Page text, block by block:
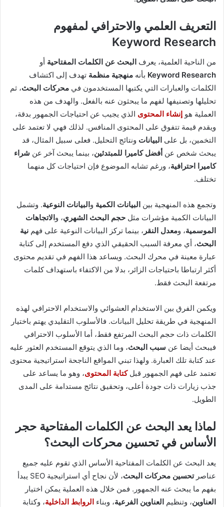
التعريف العلمي والاحترافي لمفهوم
Keyword Research
من الناحية العلمية، يعرف البحث عن الكلمات المفتاحية أو
Keyword Research بأنه منهجية منظمة تهدف إلى اكتشاف
الكلمات والعبارات التي يكتبها المستخدمون في محركات البحث، ثم
تحليلها وتصنيفها لفهم ما يبحثون عنه بالفعل. والهدف من هذه
العملية هو إنشاء المحتوى الذي يجيب عن احتياجات الجمهور بدقة،
ويقدم قيمة تتفوق على المحتوى المنافس. لذلك فهي لا تعتمد على
التخمين، بل على البيانات ونتائج التحليل. فعلى سبيل المثال، قد
يبحث شخص عن أفضل كاميرا للمبتدئين، بينما يبحث آخر عن شراء
كاميرا احترافية، ورغم تشابه الموضوع فإن احتياجات كل منهما
تختلف.
وتجمع هذه المنهجية بين البيانات الكمية و البيانات النوعية. وتشمل
البيانات الكمية مؤشرات مثل حجم البحث الشهري، و الاتجاهات
الموسمية، ومعدل النقر ، بينما تركز البيانات النوعية على فهم نية
البحث، أي معرفة السبب الحقيقي الذي دفع المستخدم إلى كتابة
عبارة معينة في محرك البحث. ويساعد هذا الفهم في تقديم محتوى
أكثر ارتباطا باحتياجات الزائر، بدلا من الاكتفاء باستهداف كلمات
مرتفعة البحث فقط.
ويكمن الفرق بين الاستخدام العشوائي والاستخدام الاحترافي لهذه
المنهجية في طريقة تحليل البيانات. فالأسلوب التقليدي يهتم باختيار
الكلمات ذات حجم البحث المرتفع فقط، أما الأسلوب الاحترافي
فيبحث أيضا عن سبب البحث، وما الذي يتوقع المستخدم العثور عليه
عند كتابة تلك العبارة. ولهذا تبني المواقع الناجحة استراتيجية محتوى
تعتمد على فهم الجمهور قبلكتابة المحتوى، وهو ما يساعد على
جذب زيارات ذات جودة أعلى، وتحقيق نتائج مستدامة على المدى
الطويل.
لماذا يعد البحث عن الكلمات المفتاحية حجر
الأساس في تحسين محركات البحث؟
يعد البحث عن الكلمات المفتاحية الأساس الذي تقوم عليه جميع
عناصرتحسين محركات البحث
، لأن نجاح أي استراتيجية SEO يبدأ
بفهم ما يبحث عنه الجمهور. فمن خلال هذه العملية يمكن اختيار
العناوين، وتنظيم العناوين الفرعية، وبناء الروابط الداخلية، وكتابة